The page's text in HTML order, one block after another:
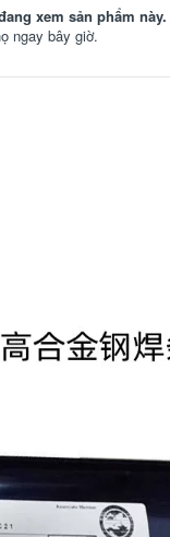
xem sản phẩm này.
ngay bây giờ.